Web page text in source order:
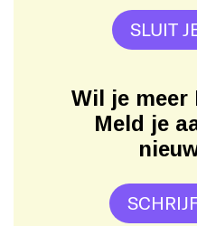
SLUIT
Wil je meer
Meld je